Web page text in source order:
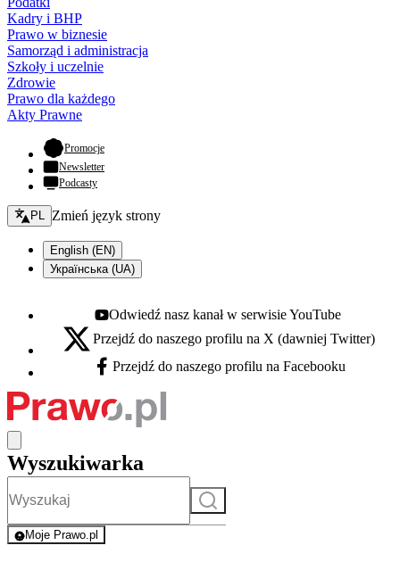
Kadry i BHP
Prawo w biznesie
Samorząd i administracja
Szkoły i uczelnie
Zdrowie
Prawo dla każdego
Akty Prawne
Promocje- otwiera się w nowej karcie
Newsletter
Podcasty
Zmień język - bieżący:
PL Zmień język strony
English (EN)
Українська (UA)
Youtube - otwiera się w nowej karcie
Odwiedź nasz kanał w serwisie YouTube
X - otwiera się w nowej karcie
Przejdź do naszego profilu na X (dawniej Twitter)
Facebook - otwiera się w nowej karcie
Przejdź do naszego profilu na Facebooku
Wyszukiwarka
Szukaj
Moje Prawo.pl
- rejestracja i logowanie do serwisu